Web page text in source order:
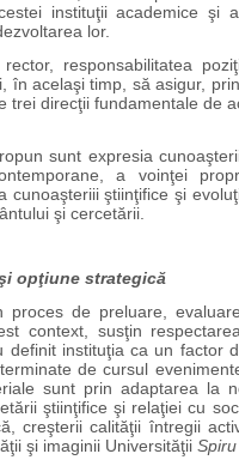
instituţii academice şi
lor.
responsabilitatea
în acelaşi timp, să asigur,
trei direcţii fundamentale de
sunt expresia
a voinţei
cunoaşteriii ştiinţifice şi
şi cercetării.
opţiune strategică
de preluare,
context, susţin
instituţia ca un factor
de cursul
sunt prin adaptarea la
ştiinţifice şi relaţiei cu
creşterii calităţii întregii
şi imaginii Universităţii